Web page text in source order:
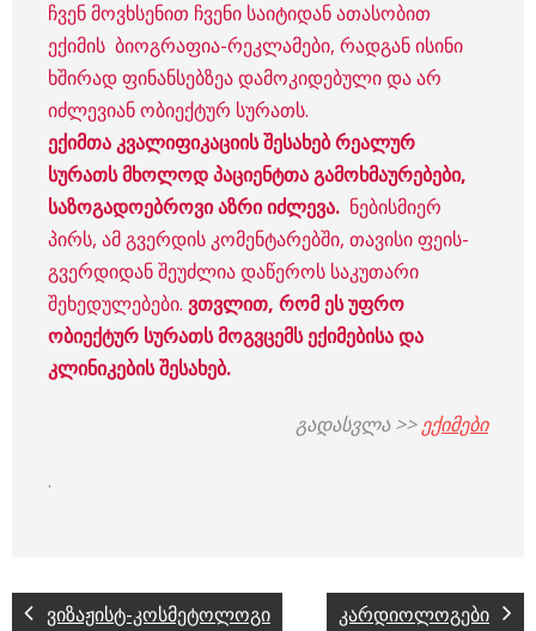
ჩვენ მოვხსენით ჩვენი საიტიდან ათასობით
ექიმის ბიოგრაფია-რეკლამები, რადგან ისინი
ხშირად ფინანსებზეა დამოკიდებული და არ
იძლევიან ობიექტურ სურათს.
ექიმთა კვალიფიკაციის შესახებ რეალურ
სურათს მხოლოდ პაციენტთა გამოხმაურებები,
საზოგადოებროვი აზრი იძლევა. ნებისმიერ
პირს, ამ გვერდის კომენტარებში, თავისი ფეის-
გვერდიდან შეუძლია დაწეროს საკუთარი
შეხედულებები. ვთვლით, რომ ეს უფრო
ობიექტურ სურათს მოგვცემს ექიმებისა და
კლინიკების შესახებ.
გადასვლა >>ექიმები
.
ვიზაჟისტ-კოსმეტოლოგი კარდიოლოგები